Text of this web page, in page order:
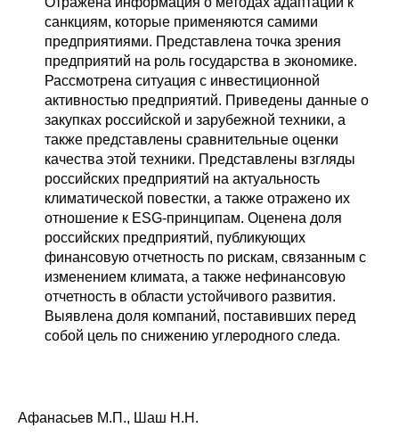
санкциям, которые применяются самими
предприятиями. Представлена точка зрения
предприятий на роль государства в экономике.
Рассмотрена ситуация с инвестиционной
активностью предприятий. Приведены данные о
закупках российской и зарубежной техники, а
также представлены сравнительные оценки
качества этой техники. Представлены взгляды
российских предприятий на актуальность
климатической повестки, а также отражено их
отношение к ESG-принципам. Оценена доля
российских предприятий, публикующих
финансовую отчетность по рискам, связанным с
изменением климата, а также нефинансовую
отчетность в области устойчивого развития.
Выявлена доля компаний, поставивших перед
собой цель по снижению углеродного следа.
Афанасьев М.П., Шаш Н.Н.